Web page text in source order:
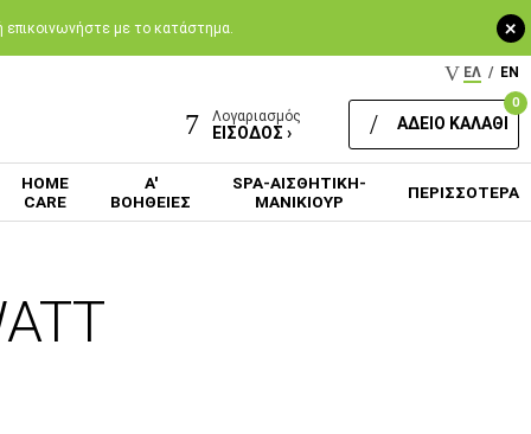
+
επικοινωνήστε με το κατάστημα.
ΕΛ / EN
Λογαριασμός
ΕΙΣΟΔΟΣ ›
0
ΑΔΕΙΟ ΚΑΛΑΘΙ
HOME
CARE
Α'
ΒΟΗΘΕΙΕΣ
SPA-ΑΙΣΘΗΤΙΚΗ-
ΜΑΝΙΚΙΟΥΡ
ΠΕΡΙΣΣΟΤΕΡΑ